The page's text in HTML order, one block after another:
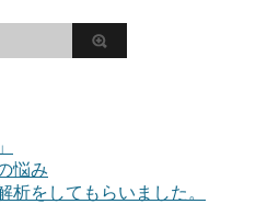
悩み
析をしてもらいました。